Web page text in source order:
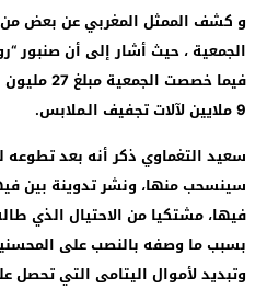
و كشف الممثل المغربي عن بعض من
فيما خصصت
9 ملايين لآلات تجفيف الـملابس.
سعيد التغماوي ذكر أنه بعد
سينسحب منها، ونشر تدوينة بين
فيها، مشتكيا من الاحتيال الذي
بسبب ما وصفه بالنصب على
وتبديد لأموال اليتامى التي تحصل